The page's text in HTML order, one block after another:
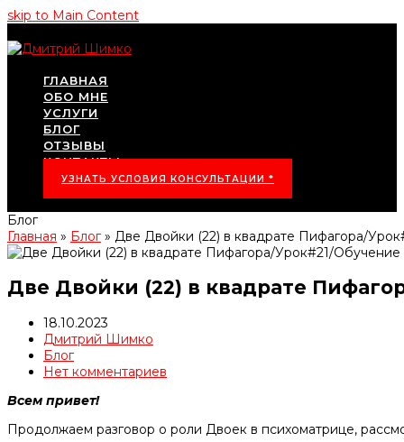
skip to Main Content
ГЛАВНАЯ
ОБО МНЕ
УСЛУГИ
БЛОГ
ОТЗЫВЫ
КОНТАКТЫ
УЗНАТЬ УСЛОВИЯ КОНСУЛЬТАЦИИ *
Блог
Главная » Блог» Две Двойки (22) в квадрате Пифагора/
Две Двойки (22) в квадрате
18.10.2023
Дмитрий Шимко
Блог
Нет комментариев
Всем привет!
Продолжаем разговор о роли Двоек в психоматрице,